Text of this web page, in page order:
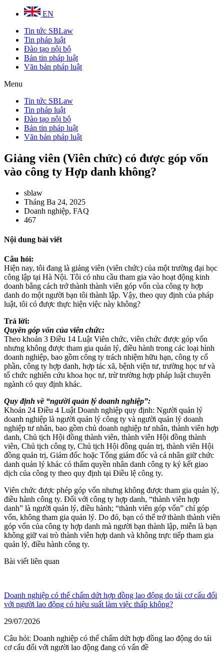
EN
Tin tức SBLaw
Tin pháp luật
Đào tạo nội bộ
Bản tin pháp luật
Văn bản pháp luật
Menu
Tin tức SBLaw
Tin pháp luật
Đào tạo nội bộ
Bản tin pháp luật
Văn bản pháp luật
Giảng viên (Viên chức) có được góp vốn
vào công ty Hợp danh không?
sblaw
Tháng Ba 24, 2025
Doanh nghiệp, FAQ
467
Nội dung bài viết
Câu hỏi:
Hiện nay, tôi đang là giảng viên (viên chức) của một trường đại học
công lập tại Hà Nội. Tôi có nhu cầu tham gia vào hoạt động kinh
doanh bằng cách trở thành thành viên góp vốn của công ty hợp
danh do một người bạn tôi thành lập. Vậy, theo quy định của pháp
luật, tôi có được thực hiện việc này không?
Trả lời:
Quyền góp vốn của viên chức:
Theo khoản 3 Điều 14 Luật Viên chức, viên chức được góp vốn
nhưng không được tham gia quản lý, điều hành trong các loại hình
doanh nghiệp, bao gồm công ty trách nhiệm hữu hạn, công ty cổ
phần, công ty hợp danh, hợp tác xã, bệnh viện tư, trường học tư và
tổ chức nghiên cứu khoa học tư, trừ trường hợp pháp luật chuyên
ngành có quy định khác.
Quy định về “người quản lý doanh nghiệp”:
Khoản 24 Điều 4 Luật Doanh nghiệp quy định: Người quản lý
doanh nghiệp là người quản lý công ty và người quản lý doanh
nghiệp tư nhân, bao gồm chủ doanh nghiệp tư nhân, thành viên hợp
danh, Chủ tịch Hội đồng thành viên, thành viên Hội đồng thành
viên, Chủ tịch công ty, Chủ tịch Hội đồng quản trị, thành viên Hội
đồng quản trị, Giám đốc hoặc Tổng giám đốc và cá nhân giữ chức
danh quản lý khác có thẩm quyền nhân danh công ty ký kết giao
dịch của công ty theo quy định tại Điều lệ công ty.
Viên chức được phép góp vốn nhưng không được tham gia quản lý,
điều hành công ty. Đối với công ty hợp danh, “thành viên hợp
danh” là người quản lý, điều hành; “thành viên góp vốn” chỉ góp
vốn, không tham gia quản lý. Do đó, bạn có thể trở thành thành viên
góp vốn của công ty hợp danh mà người bạn thành lập, miễn là bạn
không giữ vai trò thành viên hợp danh và không trực tiếp tham gia
quản lý, điều hành công ty.
Bài viết liên quan
Doanh nghiệp có thể chấm dứt hợp đồng lao động do tái cơ cấu đối
với người lao động có hiệu suất làm việc thấp không?
29/07/2026
Câu hỏi: Doanh nghiệp có thể chấm dứt hợp đồng lao động do tái
cơ cấu đối với người lao động đang có vấn đề